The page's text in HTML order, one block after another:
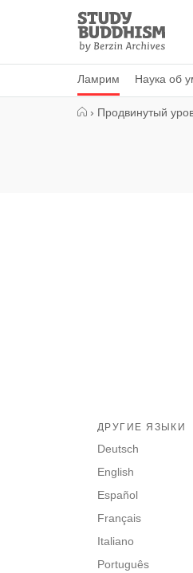
Study
Buddhism
Home
Ламрим Наука об
› Продвинутый
ДРУГИЕ ЯЗЫКИ
Deutsch
English
Español
Français
Italiano
Português